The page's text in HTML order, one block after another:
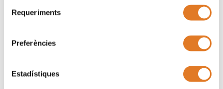
Requeriments
Preferències
Estadístiques